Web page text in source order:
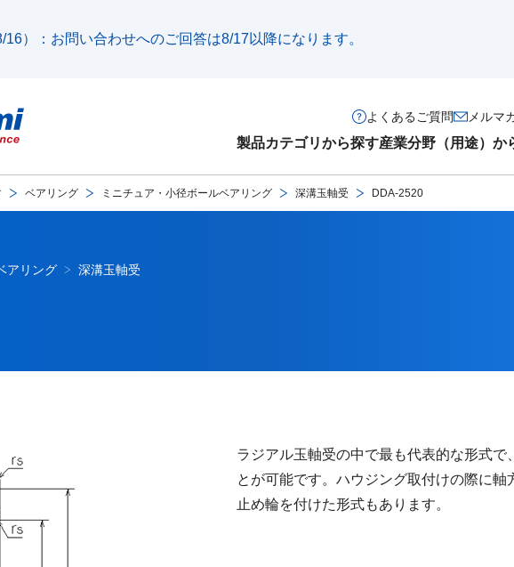
）：お問い合わせへのご回答は8/17以降になります。
製品カテゴリから探す産業分野（用途）か
よくあるご質問 メルマ
ベアリング ミニチュア・小径ボールベアリング 深溝玉軸受 DDA-2520
アリング 深溝玉軸受
ラジアル玉軸受の中で最も代表的な形式
とが可能です。ハウジング取付けの際に
止め輪を付けた形式もあります。